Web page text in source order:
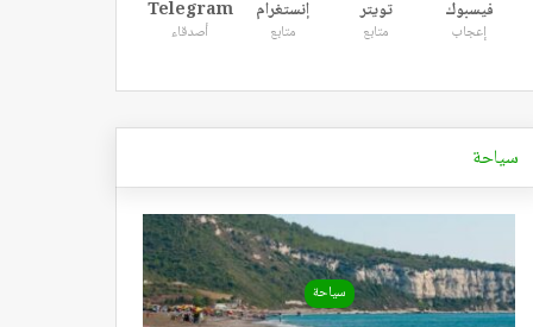
فيسبوك
إعجاب
تويتر
متابع
إنستغرام
متابع
Telegram
أصدقاء
سياحة
سياحة